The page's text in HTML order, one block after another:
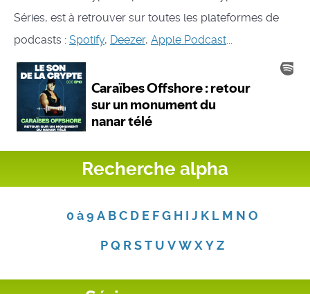
Séries, est à retrouver sur toutes les plateformes de
podcasts : Spotify, Deezer, Apple Podcast
Recherche alpha
0 à 9 A B C D E F G H I J K L M N O
P Q R S T U V W X Y Z